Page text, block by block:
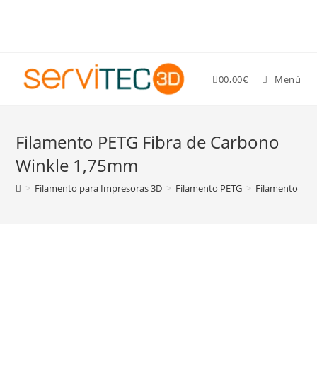
00,00€ Menú
Filamento PETG Fibra de Carbono
Winkle 1,75mm
> Filamento para Impresoras 3D > Filamento PETG > Filamento